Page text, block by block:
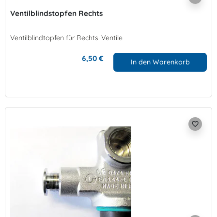
Ventilblindstopfen Rechts
Ventilblindtopfen für Rechts-Ventile
6,50 € In den Warenkorb
favorite_border